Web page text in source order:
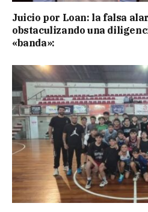
Juicio por Loan: la falsa
obstaculizando una
«banda»: